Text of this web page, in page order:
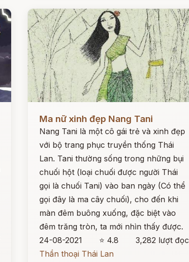
Ma nữ xinh đẹp Nang Tani
Nang Tani là một cô gái trẻ và xinh đẹp
với bộ trang phục truyền thống Thái
Lan. Tani thường sống trong những bụi
chuối hột (loại chuối được người Thái
gọi là chuối Tani) vào ban ngày (Có thể
gọi đây là ma cây chuối), cho đến khi
màn đêm buông xuống, đặc biệt vào
đêm trăng tròn, ta mới nhìn thấy được.
24-08-2021
⭐ 4.8
3,282 lượt đọc
Thần thoại Thái Lan